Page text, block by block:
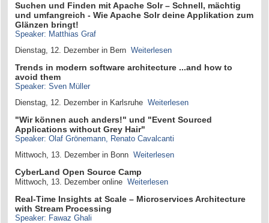
Suchen und Finden mit Apache Solr – Schnell, mächtig
und umfangreich - Wie Apache Solr deine Applikation zum
Glänzen bringt!
Speaker: Matthias Graf
Dienstag, 12. Dezember in Bern Weiterlesen
Trends in modern software architecture ...and how to
avoid them
Speaker: Sven Müller
Dienstag, 12. Dezember in Karlsruhe Weiterlesen
"Wir können auch anders!" und "Event Sourced
Applications without Grey Hair"
Speaker: Olaf Grönemann, Renato Cavalcanti
Mittwoch, 13. Dezember in Bonn Weiterlesen
CyberLand Open Source Camp
Mittwoch, 13. Dezember online Weiterlesen
Real-Time Insights at Scale – Microservices Architecture
with Stream Processing
Speaker: Fawaz Ghali​​​​​​​